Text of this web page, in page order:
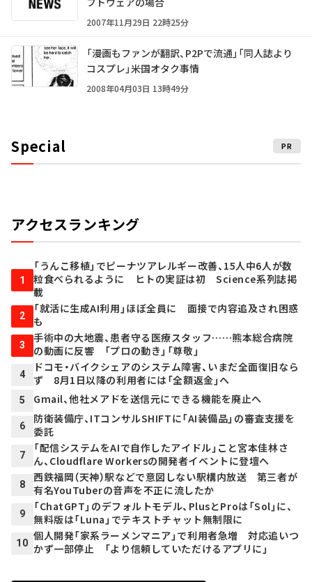
2007年11月29日 22時25分
「漫画もファンが翻訳、P2Pで流通」「同人誌より
コスプレ」――米国オタク事情
2008年04月03日 13時49分
Special PR
アクセスランキング
1
「うんこ移植」でピーナツアレルギー改善、15人中6人が数
粒食べられるように ヒトの実証は初 Science系列誌掲
載
2
「就活に生成AI利用」ほぼ全員に 面接で内容追及され困惑
も
3
手術中の大地震、患者守る医療スタッフ……熊本総合病院
の動画に反響 「プロの動き」「尊敬」
4
ドコモ・バイクシェアのシステム障害、いまだ全面復旧なら
ず 8月1日以降の利用者には「全額返金」へ
5 Gmail、他社メアドを送信元にできる機能を廃止へ
6
防衛装備庁、ITコンサルSHIFTに「AI装備品」の審査支援を
委託
7
「配信システムをAIで自作したアイドル」こと宮本佳林さ
ん、Cloudflare Workersの開発者イベントに登壇へ
8
西鉄福岡（天神）駅などで意図しない駅構内放送 第三者が
有名YouTuberの音声を不正に流したか
9
「ChatGPT」のデフォルトモデル、PlusとProは「Sol」に、
無料版は「Luna」でテキストチャット無制限に
10
個人開発「家系ラーメンマニア」で利用者急増 対応追いつ
かず一部停止 「より信頼していただけるアプリに」